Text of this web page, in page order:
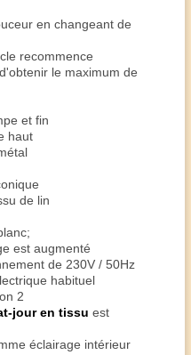
en changeant de
recommence
le maximum de
et fin
haut
de lin
est augmenté
de 230V / 50Hz
habituel
2
jour en tissu est
éclairage intérieur